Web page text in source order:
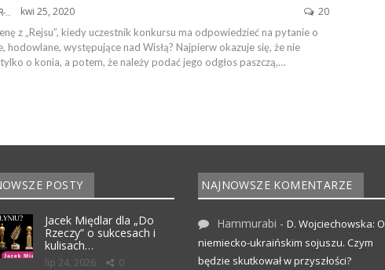
KATARZYNA TRETER-SIERPIŃSKA kwi 25, 2020 20
z „Rejsu”, kiedy uczestnik konkursu ma odpowiedzieć na pytanie o
hodowlane, występujące nad Wisłą? Najpierw okazuje się, że nie
o konia, a potem, że należy podać jego odgłos paszczą,…
POSTY
Jacek Międlar dla „Do
Rzeczy” o sukcesach i
kulisach…
lip 24, 2026 0
NAJNOWSZE KOMENTARZE
Hammurabi - D. Wojciechowska: O
niemiecko-ukraińskim sojuszu. Czym
będzie skutkował w przyszłości?